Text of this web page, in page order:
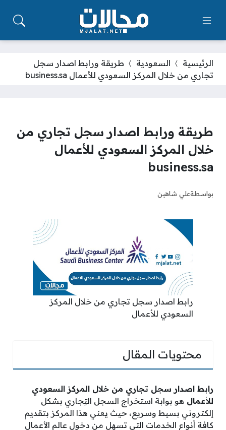
الرئيسية السعودية
طريقة ورابط اصدار سجل
تجاري من خلال المركز السعودي للأعمال business.sa
طريقة ورابط اصدار سجل تجاري من
خلال المركز السعودي للأعمال
business.sa
بواسطةعلي شاهين
رابط اصدار سجل تجاري من خلال المركز
السعودي للأعمال
محتويات المقال
رابط اصدار سجل تجاري من خلال المركز السعودي
للأعمال هو بوابة استخراج السجل التِجاري بشكل
إلكتروني بسيط وسريع، حيث يعني هذا المركز بتقديم
كافة أنواع الخدمات التي تسهل من دخول عالم الأعمال